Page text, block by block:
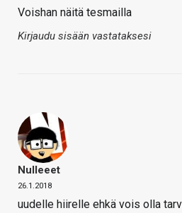
Voishan näitä tesmailla
Kirjaudu sisään vastataksesi
Nulleeet
26.1.2018
uudelle hiirelle ehkä vois olla